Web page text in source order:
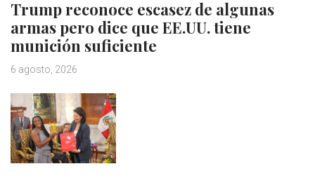
Trump reconoce escasez de algunas
armas pero dice que EE.UU. tiene
munición suficiente
6 agosto, 2026